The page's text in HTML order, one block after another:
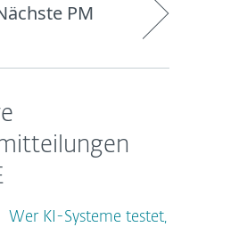
PM
Wer KI-Systeme testet,